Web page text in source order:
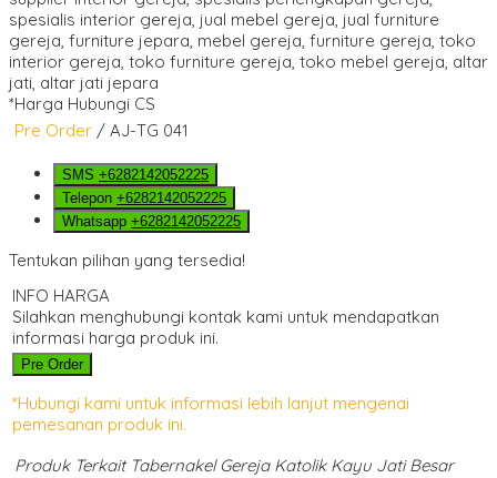
*Harga Hubungi CS
Pre Order / AJ-TG 041
SMS +6282142052225
Telepon +6282142052225
Whatsapp +6282142052225
Tentukan pilihan yang tersedia!
INFO HARGA
Silahkan menghubungi kontak kami untuk mendapatkan
informasi harga produk ini.
Pre Order
*Hubungi kami untuk informasi lebih lanjut mengenai
pemesanan produk ini.
Produk Terkait Tabernakel Gereja Katolik Kayu Jati Besar